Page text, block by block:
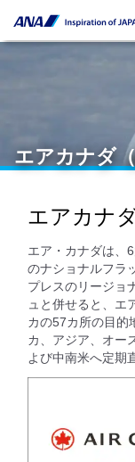
エアカナダ（
エアカナ
エア・カナダは、
のナショナルフラ
プレスのリージョ
ュと併せると、エ
カの57カ所の目的
カ、アジア、オー
よび中南米へ定期